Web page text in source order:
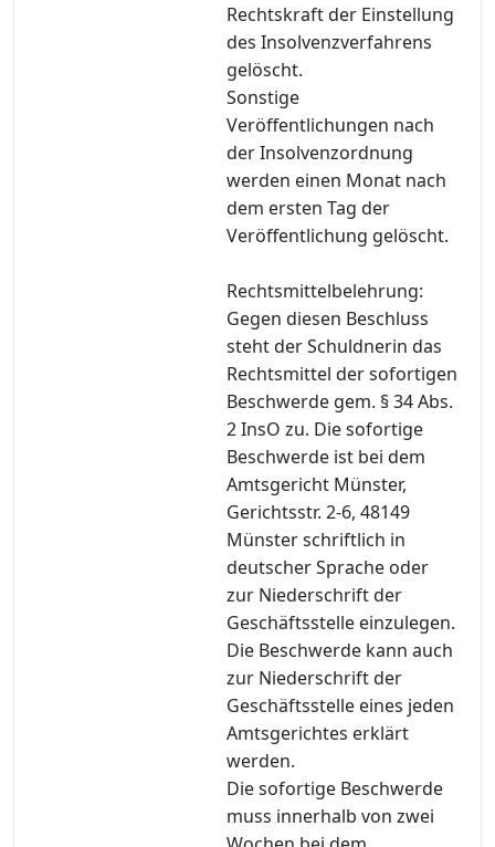
Rechtskraft der Einstellung
des Insolvenzverfahrens
gelöscht.
Sonstige
Veröffentlichungen nach
der Insolvenzordnung
werden einen Monat nach
dem ersten Tag der
Veröffentlichung gelöscht.
Rechtsmittelbelehrung:
Gegen diesen Beschluss
steht der Schuldnerin das
Rechtsmittel der sofortigen
Beschwerde gem. § 34 Abs.
2 InsO zu. Die sofortige
Beschwerde ist bei dem
Amtsgericht Münster,
Gerichtsstr. 2-6, 48149
Münster schriftlich in
deutscher Sprache oder
zur Niederschrift der
Geschäftsstelle einzulegen.
Die Beschwerde kann auch
zur Niederschrift der
Geschäftsstelle eines jeden
Amtsgerichtes erklärt
werden.
Die sofortige Beschwerde
muss innerhalb von zwei